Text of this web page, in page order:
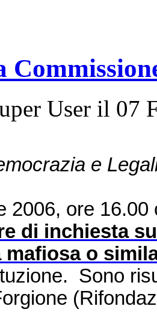
User il 07
e
2006, ore
di inchiesta
mafiosa o
Sono